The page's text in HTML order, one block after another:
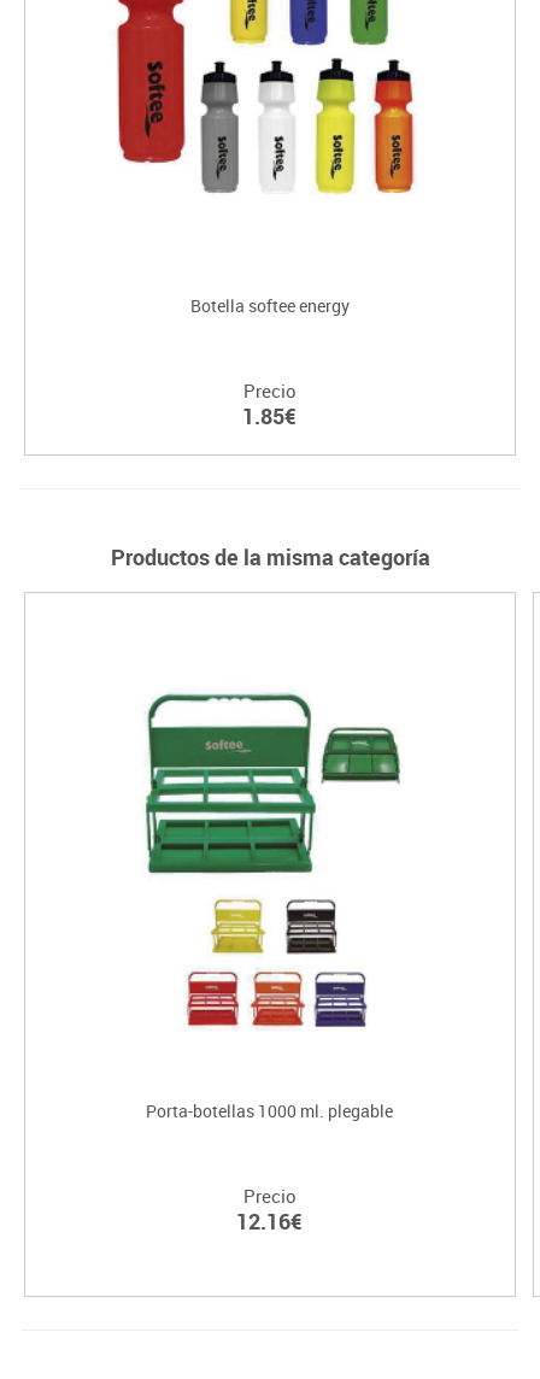
Botella softee energy
Precio
1.85€
Productos de la misma categoría
Porta-botellas 1000 ml. plegable
Precio
12.16€